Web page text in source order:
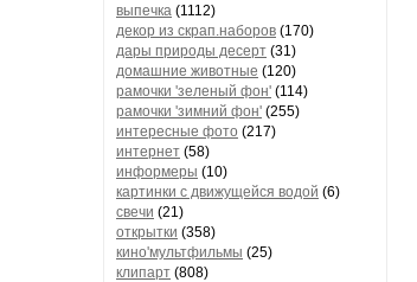
выпечка (1112)
декор из скрап.наборов (170)
дары природы десерт (31)
домашние животные (120)
рамочки 'зеленый фон' (114)
рамочки 'зимний фон' (255)
интересные фото (217)
интернет (58)
информеры (10)
картинки с движущейся водой (6)
свечи (21)
открытки (358)
кино'мультфильмы (25)
клипарт (808)